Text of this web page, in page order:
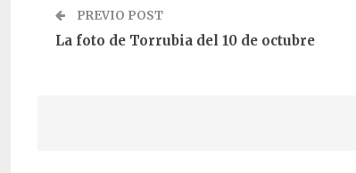
PREVIO POST
La foto de Torrubia del 10 de octubre